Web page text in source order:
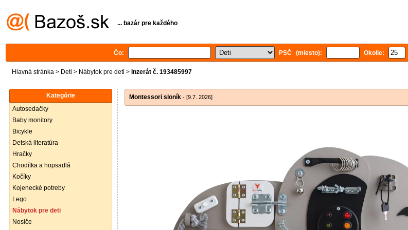
... bazár pre každého
Čo: PSČ (miesto): Okolie:
Hlavná stránka > Deti > Nábytok pre deti > Inzerát č. 193485997
Kategórie
Autosedačky
Baby monitory
Bicykle
Detská literatúra
Hračky
Chodítka a hopsadlá
Kočíky
Kojenecké potreby
Lego
Nábytok pre deti
Nosiče
Montessori sloník - [9.7. 2026]